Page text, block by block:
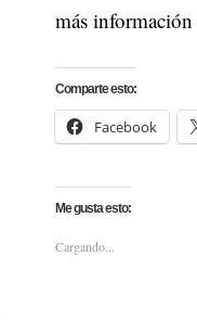
más información
Comparte esto:
Facebook
Me gusta esto:
Cargando...